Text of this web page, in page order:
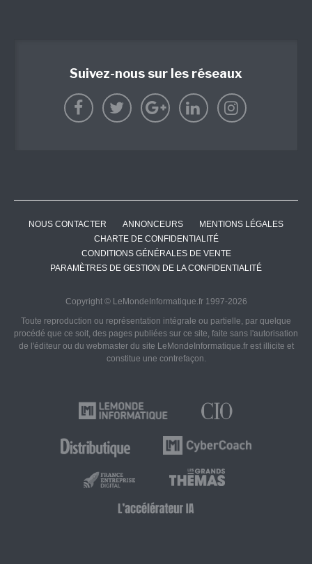
Suivez-nous sur les réseaux
NOUS CONTACTER ANNONCEURS
MENTIONS LÉGALES
CHARTE DE CONFIDENTIALITÉ
CONDITIONS GÉNÉRALES DE VENTE
PARAMÈTRES DE GESTION DE LA CONFIDENTIALITÉ
Copyright © LeMondeInformatique.fr 1997-2026
Toute reproduction ou représentation intégrale ou partielle, par quelque
procédé que ce soit, des pages publiées sur ce site, faite sans l'autorisation
de l'éditeur ou du webmaster du site LeMondeInformatique.fr est illicite et
constitue une contrefaçon.